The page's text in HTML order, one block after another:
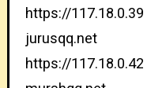
https://117.18.0.39
jurusqq.net
https://117.18.0.42